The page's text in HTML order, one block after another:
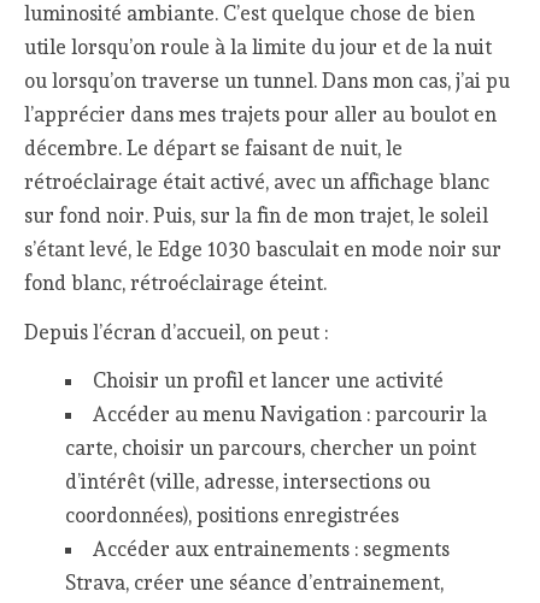
luminosité ambiante. C’est quelque chose de bien
utile lorsqu’on roule à la limite du jour et de la nuit
ou lorsqu’on traverse un tunnel. Dans mon cas, j’ai pu
l’apprécier dans mes trajets pour aller au boulot en
décembre. Le départ se faisant de nuit, le
rétroéclairage était activé, avec un affichage blanc
sur fond noir. Puis, sur la fin de mon trajet, le soleil
s’étant levé, le Edge 1030 basculait en mode noir sur
fond blanc, rétroéclairage éteint.
Depuis l’écran d’accueil, on peut :
Choisir un profil et lancer une activité
Accéder au menu Navigation : parcourir la
carte, choisir un parcours, chercher un point
d’intérêt (ville, adresse, intersections ou
coordonnées), positions enregistrées
Accéder aux entrainements : segments
Strava, créer une séance d’entrainement,